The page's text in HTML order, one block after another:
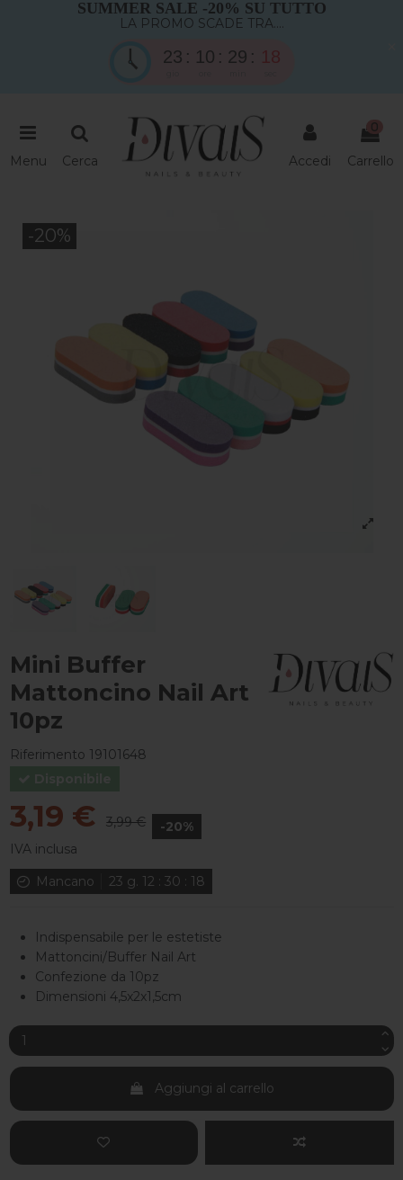
SUMMER SALE -20% SU TUTTO
LA PROMO SCADE TRA....
23 10 29 18
Menu Cerca Accedi
0
Carrello
-20%
Mini Buffer
Mattoncino Nail Art
10pz
Riferimento 19101648
3,19 € 3,99 €
-20%
IVA inclusa
Mancano
23 g. 12 : 30 : 18
Indispensabile per le estetiste
Mattoncini/Buffer Nail Art
Confezione da 10pz
Dimensioni 4,5x2x1,5cm
Aggiungi al carrello